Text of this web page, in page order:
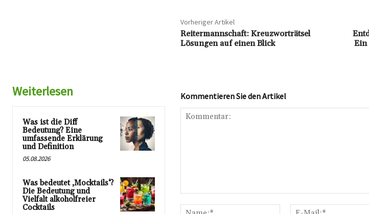
Vorheriger Artikel
Reitermannschaft: Kreuzworträtsel
Lösungen auf einen Blick
Ein
Weiterlesen
Was ist die Diff
Bedeutung? Eine
umfassende Erklärung
und Definition
05.08.2026
Was bedeutet ‚Mocktails‘?
Die Bedeutung und
Vielfalt alkoholfreier
Cocktails
Kommentieren Sie den Artikel
Name:*